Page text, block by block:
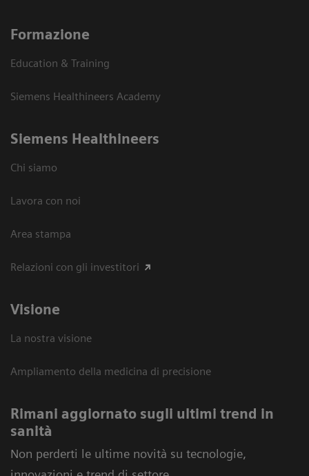
Formazione
Education & Training
Siemens Healthineers Academy
Siemens Healthineers
Chi siamo
Lavora con noi
Area stampa
Relazioni con gli investitori
Visione
La nostra visione
Ampliamento della medicina di precisione
Rimani aggiornato sugli ultimi trend in
sanità
Non perderti le ultime novità su tecnologie,